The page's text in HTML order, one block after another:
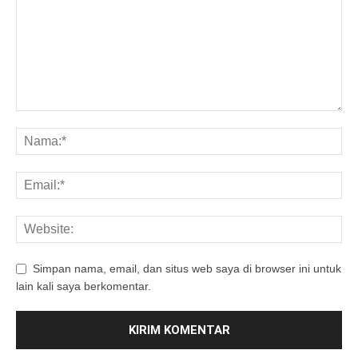
Simpan nama, email, dan situs web saya di browser ini untuk
lain kali saya berkomentar.